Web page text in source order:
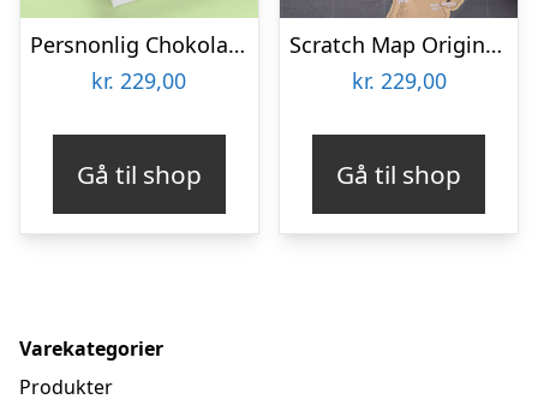
Persnonlig Chokoladeblomst med Billede
kr. 229,00
Gå til shop
Scratch Map Original Deluxe
kr. 229,00
Gå til shop
Varekategorier
Produkter